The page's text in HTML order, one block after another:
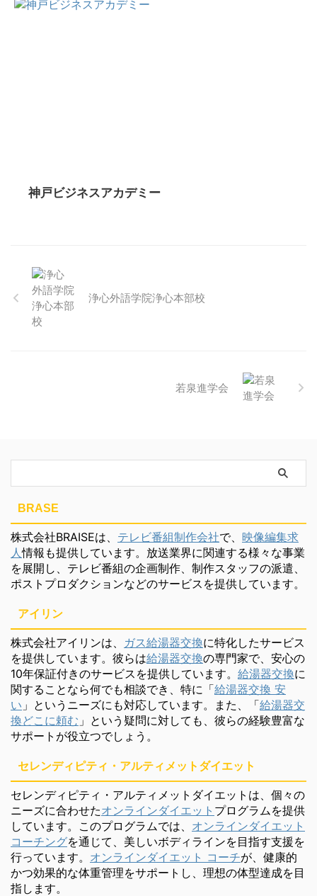
神戸ビジネスアカデミー
浄心外語学院浄心本部校
若泉進学会
BRASE
株式会社BRAISEは、 テレビ番組制作会社で、 映像編集求
人情報も提供しています。放送業界に関連する様々な事業
を展開し、テレビ番組の企画制作、制作スタッフの派遣、
ポストプロダクションなどのサービスを提供しています。
アイリン
株式会社アイリンは、 ガス給湯器交換に特化したサービス
を提供しています。彼らは給湯器交換の専門家で、安心の
10年保証付きのサービスを提供しています。 給湯器交換に
関することなら何でも相談でき、特に「給湯器交換 安
い 」というニーズにも対応しています。また、「給湯器交
換どこに頼む 」という疑問に対しても、彼らの経験豊富な
サポートが役立つでしょう。
セレンディピティ・アルティメットダイエット
セレンディピティ・アルティメットダイエットは、個々の
ニーズに合わせたオンラインダイエット プログラムを提供
しています。このプログラムでは、 オンラインダイエット
コーチングを通じて、美しいボディラインを目指す支援を
行っています。 オンラインダイエット コーチが、健康的
かつ効果的な体重管理をサポートし、理想の体型達成を目
指します。